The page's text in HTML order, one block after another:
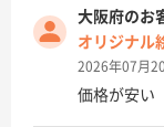
大阪府のお
オリジナル
2026年07月
価格が安い